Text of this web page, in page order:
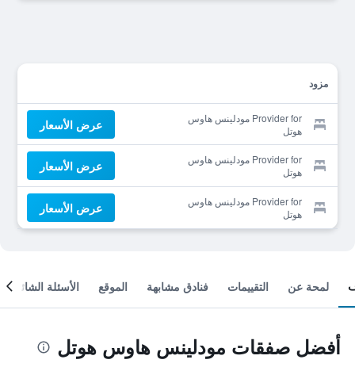
مزود
Provider for مودلينس هاوس
هوتل
عرض الأسعار
Provider for مودلينس هاوس
هوتل
عرض الأسعار
Provider for مودلينس هاوس
هوتل
عرض الأسعار
لمحة عن التقييمات فنادق مشابهة الموقع الأسئلة الشائعة
أفضل صفقات مودلينس هاوس هوتل